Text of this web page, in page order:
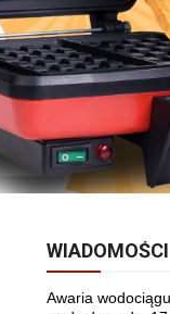
WIADOMOŚCI
Awaria